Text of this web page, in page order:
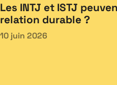
Les INTJ et ISTJ
relation durable ?
10 juin 2026